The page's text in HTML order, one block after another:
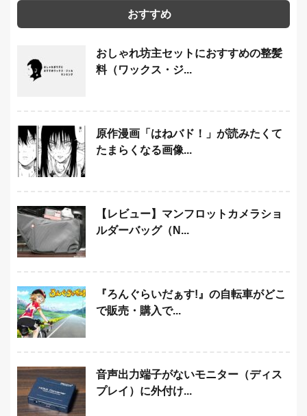
おすすめ
おしゃれ坊主セットにおすすめの整髪
料（ワックス・ジ...
原作漫画「はねバド！」が読みたくて
たまらくなる画像...
【レビュー】マンフロットカメラショ
ルダーバッグ（N...
『ろんぐらいだぁす!』の自転車がどこ
で販売・購入で...
音声出力端子がないモニター（ディス
プレイ）に外付け...